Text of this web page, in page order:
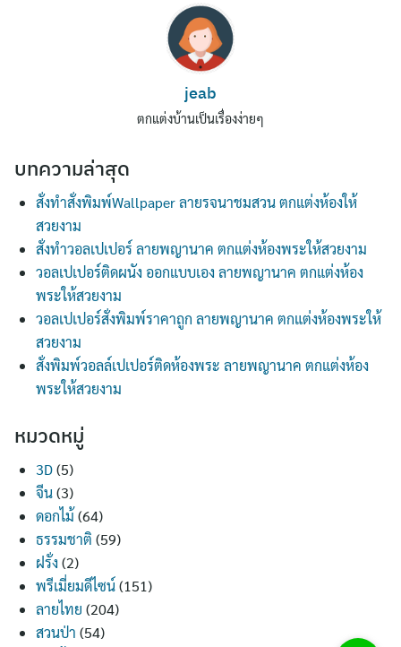
jeab
ตกแต่งบ้านเป็นเรื่องง่ายๆ
บทความล่าสุด
สั่งทำสั่งพิมพ์Wallpaper ลายรจนาชมสวน ตกแต่งห้องให้
สวยงาม
สั่งทำวอลเปเปอร์ ลายพญานาค ตกแต่งห้องพระให้สวยงาม
วอลเปเปอร์ติดผนัง ออกแบบเอง ลายพญานาค ตกแต่งห้อง
พระให้สวยงาม
วอลเปเปอร์สั่งพิมพ์ราคาถูก ลายพญานาค ตกแต่งห้องพระให้
สวยงาม
สั่งพิมพ์วอลล์เปเปอร์ติดห้องพระ ลายพญานาค ตกแต่งห้อง
พระให้สวยงาม
หมวดหมู่
3D(5)
จีน(3)
ดอกไม้ (64)
ธรรมชาติ (59)
ฝรั่ง (2)
พรีเมี่ยมดีไซน์(151)
ลายไทย (204)
สวนป่า (54)